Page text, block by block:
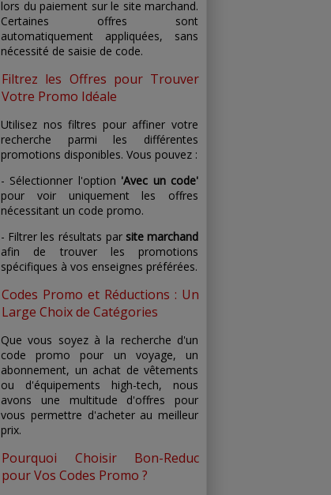
lors du paiement sur le site marchand.
Certaines offres sont
automatiquement appliquées, sans
nécessité de saisie de code.
Filtrez les Offres pour Trouver
Votre Promo Idéale
Utilisez nos filtres pour affiner votre
recherche parmi les différentes
promotions disponibles. Vous pouvez :
- Sélectionner l'option 'Avec un code'
pour voir uniquement les offres
nécessitant un code promo.
- Filtrer les résultats par site marchand
afin de trouver les promotions
spécifiques à vos enseignes préférées.
Codes Promo et Réductions : Un
Large Choix de Catégories
Que vous soyez à la recherche d'un
code promo pour un voyage, un
abonnement, un achat de vêtements
ou d'équipements high-tech, nous
avons une multitude d'offres pour
vous permettre d'acheter au meilleur
prix.
Pourquoi Choisir Bon-Reduc
pour Vos Codes Promo ?